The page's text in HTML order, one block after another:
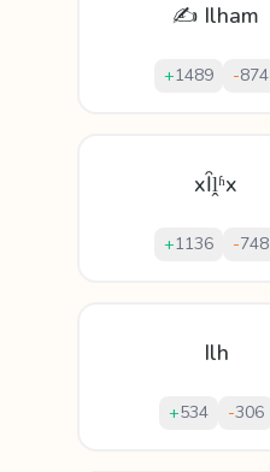
✍ Ilham
+1489 -874
xȊḽʱx
+1136 -748
Ilh
+534 -306